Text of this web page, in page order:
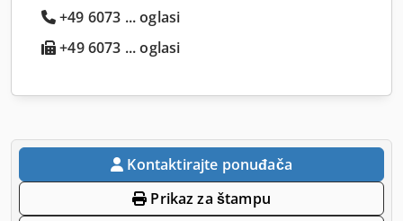
+49 6073 ... oglasi
+49 6073 ... oglasi
Kontaktirajte ponuđača
Prikaz za štampu